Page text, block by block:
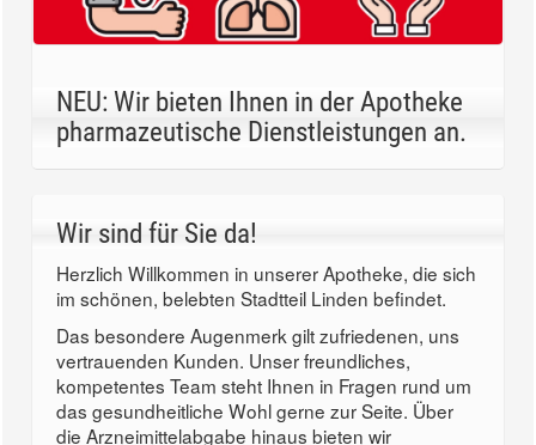
NEU: Wir bieten Ihnen in der Apotheke
pharmazeutische Dienstleistungen an.
Wir sind für Sie da!
Herzlich Willkommen in unserer Apotheke, die sich
im schönen, belebten Stadtteil Linden befindet.
Das besondere Augenmerk gilt zufriedenen, uns
vertrauenden Kunden. Unser freundliches,
kompetentes Team steht Ihnen in Fragen rund um
das gesundheitliche Wohl gerne zur Seite. Über
die Arzneimittelabgabe hinaus bieten wir